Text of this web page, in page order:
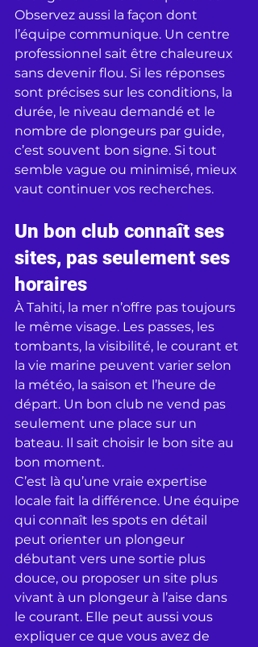
Observez aussi la façon dont
l’équipe communique. Un centre
professionnel sait être chaleureux
sans devenir flou. Si les réponses
sont précises sur les conditions, la
durée, le niveau demandé et le
nombre de plongeurs par guide,
c’est souvent bon signe. Si tout
semble vague ou minimisé, mieux
vaut continuer vos recherches.
Un bon club connaît ses
sites, pas seulement ses
horaires
À Tahiti, la mer n’offre pas toujours
le même visage. Les passes, les
tombants, la visibilité, le courant et
la vie marine peuvent varier selon
la météo, la saison et l’heure de
départ. Un bon club ne vend pas
seulement une place sur un
bateau. Il sait choisir le bon site au
bon moment.
C’est là qu’une vraie expertise
locale fait la différence. Une équipe
qui connaît les spots en détail
peut orienter un plongeur
débutant vers une sortie plus
douce, ou proposer un site plus
vivant à un plongeur à l’aise dans
le courant. Elle peut aussi vous
expliquer ce que vous avez de